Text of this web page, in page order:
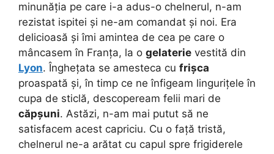
minunăția pe care i-a adus-o chelnerul, n-am
rezistat ispitei și ne-am comandat și noi. Era
delicioasă și îmi amintea de cea pe care o
mâncasem în Franța, la o gelaterie vestită din
Lyon. Înghețata se amesteca cu frișca
proaspată și, în timp ce ne înfigeam lingurițele în
cupa de sticlă, descopeream felii mari de
căpșuni. Astăzi, n-am mai putut să ne
satisfacem acest capriciu. Cu o față tristă,
chelnerul ne-a arătat cu capul spre frigiderele